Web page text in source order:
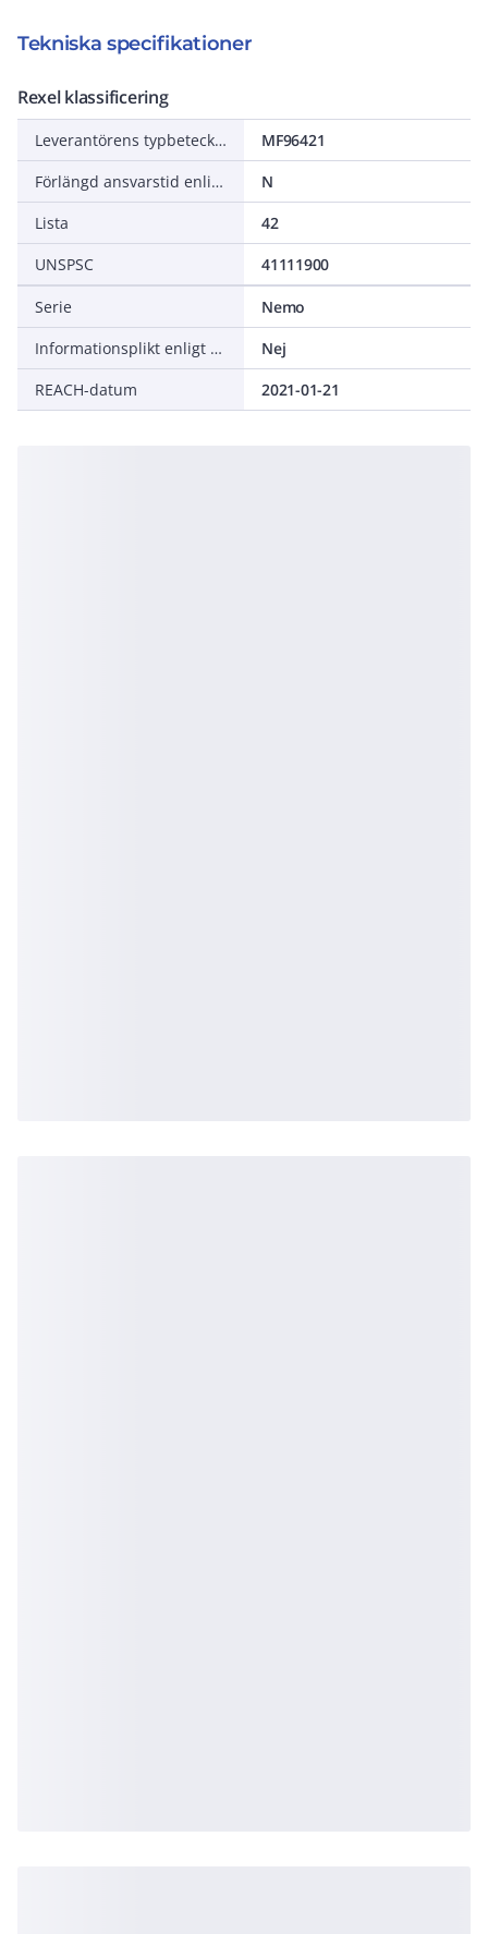
Tekniska specifikationer
Rexel klassificering
Leverantörens typbeteckning
MF96421
Förlängd ansvarstid enligt ALEM-09
N
Lista
42
UNSPSC
41111900
Serie
Nemo
Informationsplikt enligt REACH
Nej
REACH-datum
2021-01-21